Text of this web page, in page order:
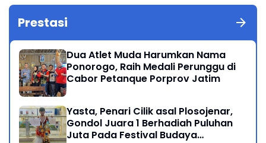
Prestasi
Dua Atlet Muda Harumkan Nama
Ponorogo, Raih Medali Perunggu di
Cabor Petanque Porprov Jatim
Yasta, Penari Cilik asal Plosojenar,
Gondol Juara 1 Berhadiah Puluhan
Juta Pada Festival Budaya